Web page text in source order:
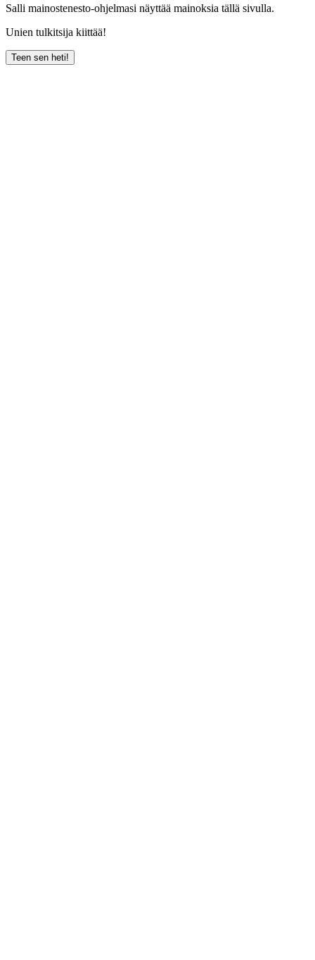
Salli mainostenesto-ohjelmasi näyttää mainoksia tällä sivulla.
Unien tulkitsija kiittää!
Teen sen heti!